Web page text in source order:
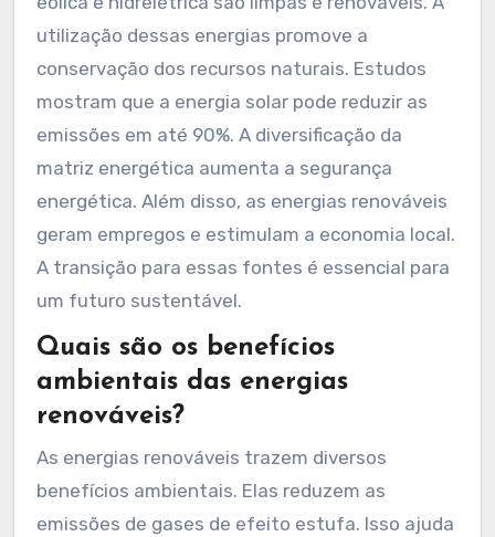
utilização dessas energias promove a
conservação dos recursos naturais. Estudos
mostram que a energia solar pode reduzir as
emissões em até 90%. A diversificação da
matriz energética aumenta a segurança
energética. Além disso, as energias renováveis
geram empregos e estimulam a economia local.
A transição para essas fontes é essencial para
um futuro sustentável.
Quais são os benefícios
ambientais das energias
renováveis?
As energias renováveis trazem diversos
benefícios ambientais. Elas reduzem as
emissões de gases de efeito estufa. Isso ajuda